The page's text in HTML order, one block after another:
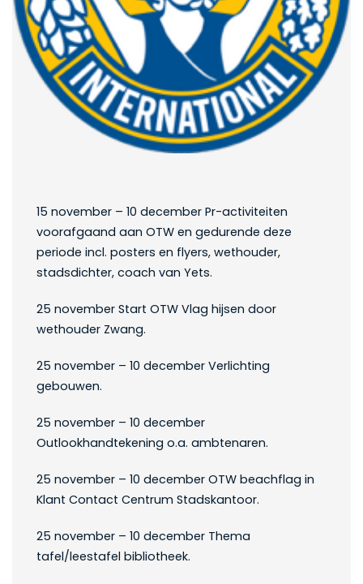
15 november – 10 december Pr-activiteiten
voorafgaand aan OTW en gedurende deze
periode incl. posters en flyers, wethouder,
stadsdichter, coach van Yets.
25 november Start OTW Vlag hijsen door
wethouder Zwang.
25 november – 10 december Verlichting
gebouwen.
25 november – 10 december
Outlookhandtekening o.a. ambtenaren.
25 november – 10 december OTW beachflag in
Klant Contact Centrum Stadskantoor.
25 november – 10 december Thema
tafel/leestafel bibliotheek.